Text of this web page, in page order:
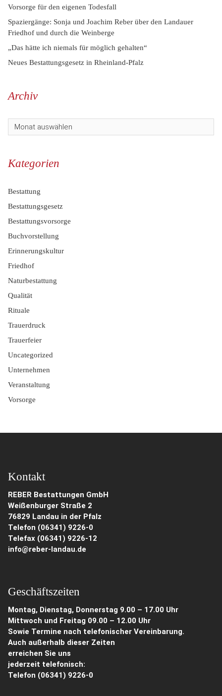
Vorsorge für den eigenen Todesfall
Spaziergänge: Sonja und Joachim Reber über den Landauer
Friedhof und durch die Weinberge
„Das hätte ich niemals für möglich gehalten“
Neues Bestattungsgesetz in Rheinland-Pfalz
Archiv
Kategorien
Bestattung
Bestattungsgesetz
Bestattungsvorsorge
Buchvorstellung
Erinnerungskultur
Friedhof
Naturbestattung
Qualität
Rituale
Trauerdruck
Trauerfeier
Uncategorized
Unternehmen
Veranstaltung
Vorsorge
Kontakt
REBER Bestattungen GmbH
Weißenburger Straße 2
76829 Landau in der Pfalz
Telefon (06341) 9226-0
Telefax (06341) 9226-12
info@reber-landau.de
Geschäftszeiten
Montag, Dienstag, Donnerstag 9.00 – 17.00 Uhr
Mittwoch und Freitag 09.00 – 12.00 Uhr
Sowie Termine nach telefonischer Vereinbarung.
Auch außerhalb dieser Zeiten
erreichen Sie uns
jederzeit telefonisch:
Telefon (06341) 9226-0